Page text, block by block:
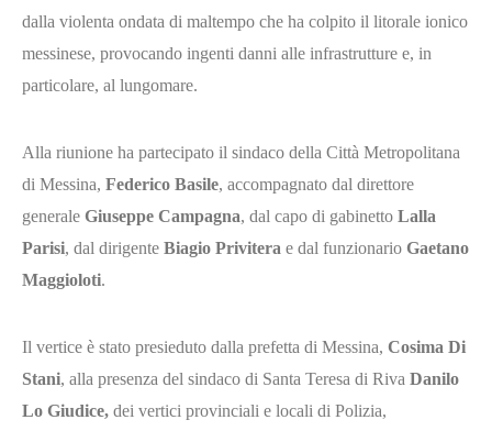
dalla violenta ondata di maltempo che ha colpito il litorale ionico
messinese, provocando ingenti danni alle infrastrutture e, in
particolare, al lungomare.
Alla riunione ha partecipato il sindaco della Città Metropolitana
di Messina, Federico Basile, accompagnato dal direttore
generale Giuseppe Campagna, dal capo di gabinetto Lalla
Parisi, dal dirigente Biagio Privitera e dal funzionario Gaetano
Maggioloti.
Il vertice è stato presieduto dalla prefetta di Messina, Cosima Di
Stani, alla presenza del sindaco di Santa Teresa di Riva Danilo
Lo Giudice, dei vertici provinciali e locali di Polizia,